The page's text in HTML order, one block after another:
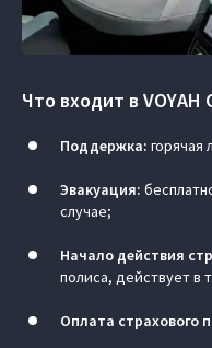
Что входит в VOYAH
Поддержка: горячая
Эвакуация:
случае;
Начало действия
полиса, действует в
Оплата страхового